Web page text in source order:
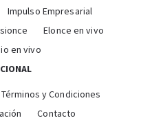
Impulso Empresarial
Elonce en vivo
en vivo
Términos y Condiciones
Contacto